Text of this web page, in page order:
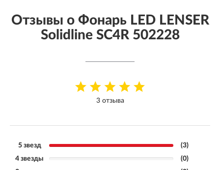
Отзывы о Фонарь LED LENSER
Solidline SC4R 502228
3 отзыва
5 звезд
(3)
4 звезды
(0)